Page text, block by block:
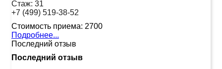
Стаж: 31
+7 (499) 519-38-52
Стоимость приема: 2700
Подробнее...
Последний отзыв
Последний отзыв